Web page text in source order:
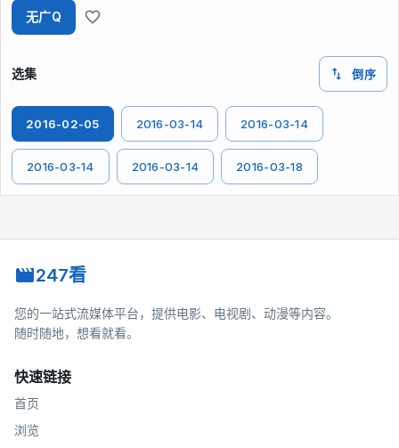
无广Q
选集 倒序
2016-02-05 2016-03-14 2016-03-14
2016-03-14 2016-03-14 2016-03-18
247看
您的一站式流媒体平台，提供电影、电视剧、动漫等内容。
随时随地，想看就看。
快速链接
首页
浏览